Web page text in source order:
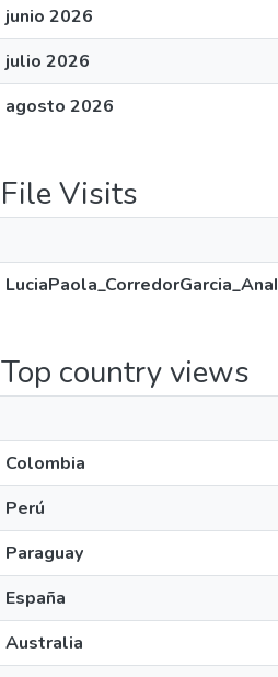
junio 2026
julio 2026
agosto 2026
File Visits
Top country views
Colombia
Perú
Paraguay
España
Australia